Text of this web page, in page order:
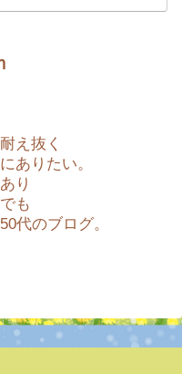
え抜く
ありたい。
り
も
代のブログ。